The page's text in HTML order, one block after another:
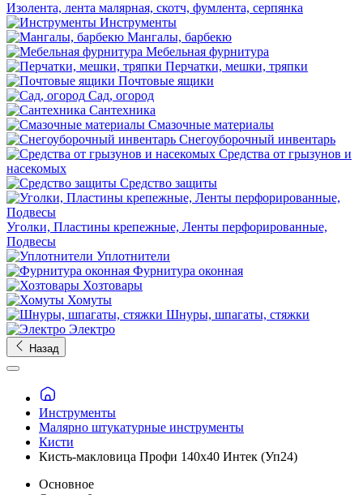
Изолента, лента малярная, скотч, фумлента, серпянка
Инструменты
Мангалы, барбекю
Мебельная фурнитура
Перчатки, мешки, тряпки
Почтовые ящики
Сад, огород
Сантехника
Смазочные материалы
Снегоуборочный инвентарь
Средства от грызунов и
насекомых
Средство защиты
Уголки, Пластины крепежные, Ленты перфорированные,
Подвесы
Уплотнители
Фурнитура оконная
Хозтовары
Хомуты
Шнуры, шпагаты, стяжки
Электро
Назад
Инструменты
Малярно штукатурные инструменты
Кисти
Кисть-макловица Профи 140х40 Интек (Уп24)
Основное